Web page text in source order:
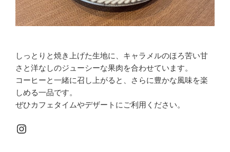
しっとりと焼き上げた生地に、キャラメルのほろ苦い甘
さと洋なしのジューシーな果肉を合わせています。
コーヒーと一緒に召し上がると、さらに豊かな風味を楽
しめる一品です。
ぜひカフェタイムやデザートにご利用ください。
Instagram